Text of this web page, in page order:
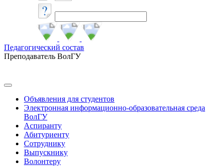
Педагогический состав
Преподаватель ВолГУ
Объявления для студентов
Электронная информационно-образовательная среда
ВолГУ
Аспиранту
Абитуриенту
Сотруднику
Выпускнику
Волонтеру